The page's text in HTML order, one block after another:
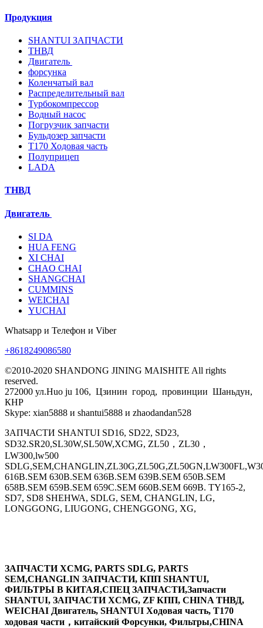
Продукция
SHANTUI ЗАПЧАСТИ
ТНВД
Двигатель
форсунка
Коленчатый вал
Распределительный вал
Турбокомпрессор
Водный насос
Погрузчик запчасти
Бульдозер запчасти
T170 Ходовая часть
Полуприцеп
LADA
ТНВД
Двигатель
SI DA
HUA FENG
XI CHAI
CHAO CHAI
SHANGCHAI
CUMMINS
WEICHAI
YUCHAI
Whatsapp и Телефон и Viber
+8618249086580
©2010-2020 SHANDONG JINING MAISHITE All rights
reserved.
272000 ул.Huo ju 106, Цзинин город, провинции Шаньдун,
КНР
Skype: xian5888 и shantui5888 и zhaodandan528
ЗАПЧАСТИ SHANTUI SD16, SD22, SD23,
SD32.SR20,SL30W,SL50W,XCMG, ZL50，ZL30，
LW300,lw500
616B.SEM 630B.SEM 636B.SEM 639B.SEM 650B.SEM
658B.SEM 659B.SEM 659C.SEM 660B.SEM 669B. TY165-2,
SD7, SD8 SHEHWA, SDLG, SEM, CHANGLIN, LG,
LONGGONG, LIUGONG, CHENGGONG, XG,
ЗАПЧАСТИ XCMG, PARTS SDLG, PARTS
SEM,CHANGLIN ЗАПЧАСТИ, КПП SHANTUI,
ФИЛЬТРЫ В КИТАЯ,СПЕЦ ЗАПЧАСТИ,Запчасти
SHANTUI, ЗАПЧАСТИ XCMG, ZF КПП, CHINA ТНВД,
WEICHAI Двигатель, SHANTUI Ходовая часть, T170
ходовая части，китайский Форсунки, Фильтры,CHINA